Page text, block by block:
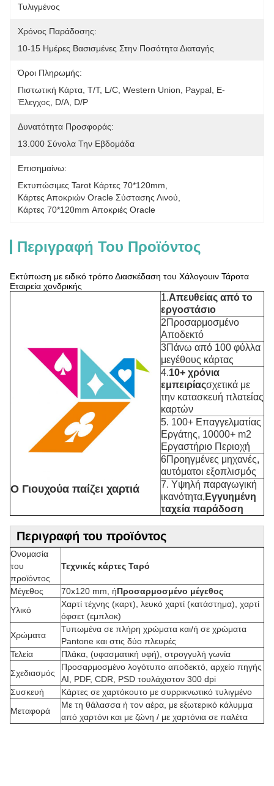
Τυλιγμένος
Χρόνος Παράδοσης:
10-15 Ημέρες Βασισμένες Στην Ποσότητα Διαταγής
Όροι Πληρωμής:
Πιστωτική Κάρτα, T/T, L/C, Western Union, Paypal, Ε-
Έλεγχος, D/A, D/P
Δυνατότητα Προσφοράς:
13.000 Σύνολα Την Εβδομάδα
Επισημαίνω:
Εκτυπώσιμες Tarot Κάρτες 70*120mm
Κάρτες Αποκριών Oracle Σύστασης Λινού
Κάρτες 70*120mm Αποκριές Oracle
Περιγραφή Του Προϊόντος
Εκτύπωση με ειδικό τρόπο Διασκέδαση του Χάλογουιν Τάροτα
Εταιρεία χονδρικής
Ο Γιουχούα παίζει χαρτιά
1.Απευθείας από το
εργοστάσιο
2Προσαρμοσμένο
Αποδεκτό
3Πάνω από 100 φύλλα
μεγέθους κάρτας
4.10+ χρόνια
εμπειρίαςσχετικά με
την κατασκευή πλατείας
καρτών
5. 100+ Επαγγελματίας
Εργάτης, 10000+ m2
Εργαστήριο Περιοχή
6Προηγμένες μηχανές,
αυτόματοι εξοπλισμός
7. Υψηλή παραγωγική
ικανότητα, Εγγυημένη
ταχεία παράδοση
Περιγραφή του προϊόντος
Ονομασία
του
προϊόντος
Τεχνικές κάρτες Ταρό
Μέγεθος 70x120 mm, ήΠροσαρμοσμένο μέγεθος
Υλικό
Χαρτί τέχνης (καρτ), λευκό χαρτί (κατάστημα), χαρτί
όφσετ (εμπλοκ)
Χρώματα
Τυπωμένα σε πλήρη χρώματα και/ή σε χρώματα
Pantone και στις δύο πλευρές
Τελεία
Πλάκα, (υφασματική υφή), στρογγυλή γωνία
Σχεδιασμός
Προσαρμοσμένο λογότυπο αποδεκτό, αρχείο πηγής
AI, PDF, CDR, PSD τουλάχιστον 300 dpi
Συσκευή
Κάρτες σε χαρτόκουτο με συρρικνωτικό τυλιγμένο
Μεταφορά
Με τη θάλασσα ή τον αέρα, με εξωτερικό κάλυμμα
από χαρτόνι και με ζώνη / με χαρτόνια σε παλέτα